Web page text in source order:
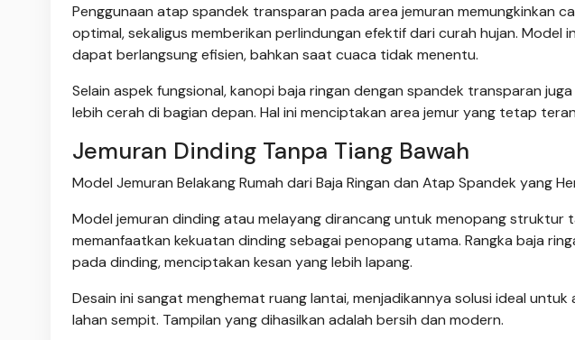
Penggunaan atap spandek transparan pada area jemuran memungkinkan
optimal, sekaligus memberikan perlindungan efektif dari curah hujan. Model
dapat berlangsung efisien, bahkan saat cuaca tidak menentu.
Selain aspek fungsional, kanopi baja ringan dengan spandek transparan
lebih cerah di bagian depan. Hal ini menciptakan area jemur yang tetap
Jemuran Dinding Tanpa Tiang Bawah
Model Jemuran Belakang Rumah dari Baja Ringan dan Atap Spandek yang
Model jemuran dinding atau melayang dirancang untuk menopang struktur
memanfaatkan kekuatan dinding sebagai penopang utama. Rangka baja
pada dinding, menciptakan kesan yang lebih lapang.
Desain ini sangat menghemat ruang lantai, menjadikannya solusi ideal
lahan sempit. Tampilan yang dihasilkan adalah bersih dan modern.